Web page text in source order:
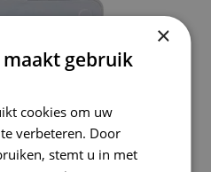
×
maakt gebruik
cookies om uw
verbeteren. Door
stemt u in met